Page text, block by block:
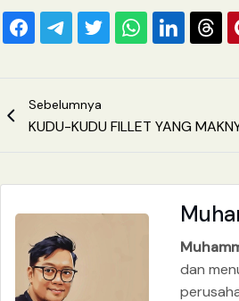
Sebelumnya
KUDU-KUDU FILLET YANG
dan